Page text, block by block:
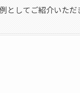
としてご紹介いただ